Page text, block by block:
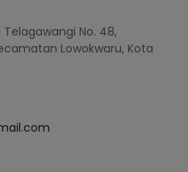
No. 48,
Lowokwaru, Kota